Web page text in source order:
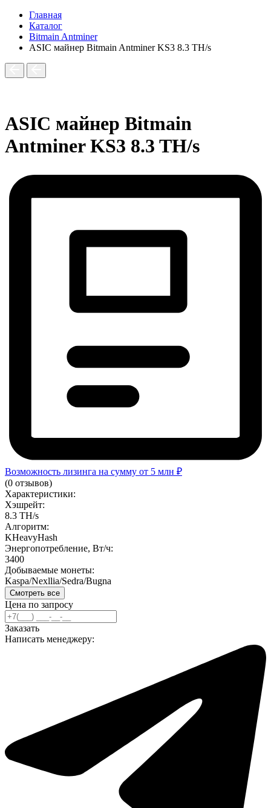
Главная
Каталог
Bitmain Antminer
ASIC майнер Bitmain Antminer KS3 8.3 TH/s
ASIC майнер Bitmain
Antminer KS3 8.3 TH/s
Возможность лизинга на сумму от 5 млн ₽
(0 отзывов)
Характеристики:
Хэшрейт:
8.3 TH/s
Алгоритм:
KHeavyHash
Энергопотребление, Вт/ч:
3400
Добываемые монеты:
Kaspa/Nexllia/Sedra/Bugna
Смотреть все
Цена по запросу
Заказать
Написать менеджеру: